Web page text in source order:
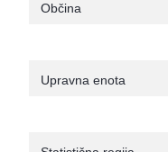
Občina
Upravna enota